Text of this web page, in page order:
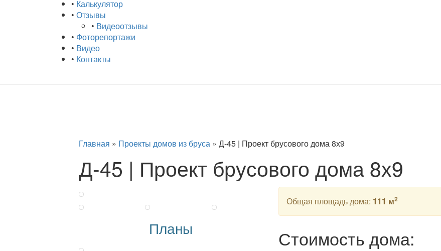
• Калькулятор
• Отзывы
• Видеоотзывы
• Фоторепортажи
• Видео
• Контакты
Главная » Проекты домов из бруса » Д-45 | Проект брусового дома 8х9
Д-45 | Проект брусового дома 8х9
Планы
Общая площадь дома: 111 м2
Стоимость дома: